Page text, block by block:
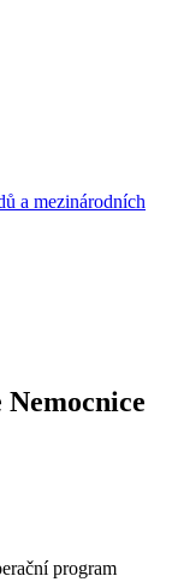
a mezinárodních
program